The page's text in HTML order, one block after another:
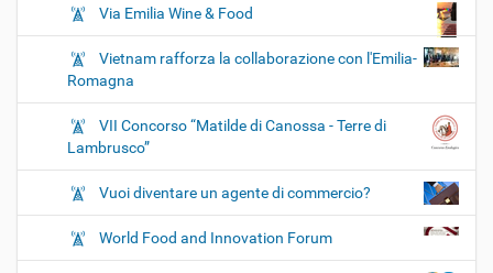
Via Emilia Wine & Food
Vietnam rafforza la collaborazione con l'Emilia-
Romagna
VII Concorso “Matilde di Canossa - Terre di
Lambrusco”
Vuoi diventare un agente di commercio?
World Food and Innovation Forum